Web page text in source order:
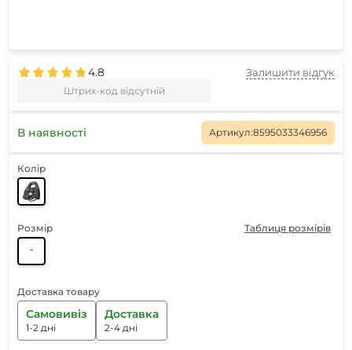
4.8
Штрих-код відсутній
Залишити відгук
В наявності Артикул:8595033346956
Колір
Розмір
Таблиця розмірів
-
Доставка товару
Самовивіз
1-2 дні
Доставка
2-4 дні